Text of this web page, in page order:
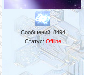
Сообщений: 8494
Статус: Offline